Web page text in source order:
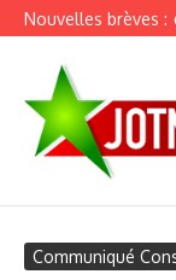
Aller au contenu
Nouvelles brèves :
Communiqué